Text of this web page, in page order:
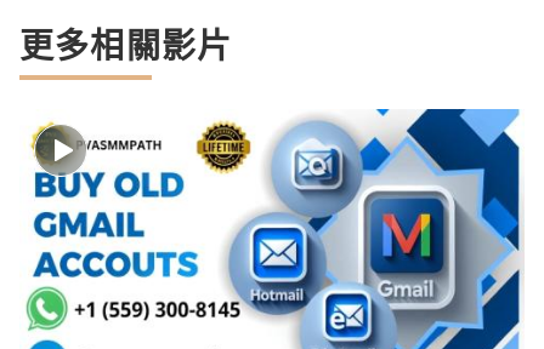
更多相關影片